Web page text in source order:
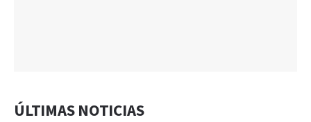
ÚLTIMAS NOTICIAS